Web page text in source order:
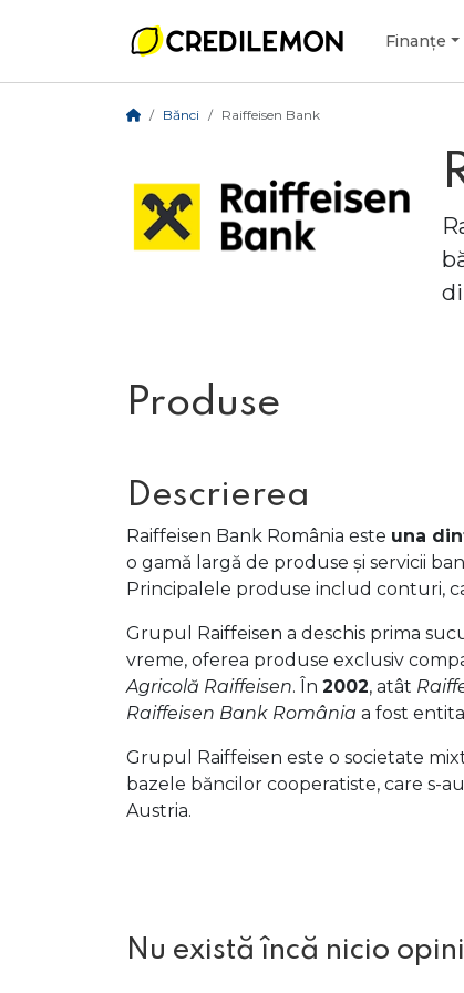
Finanțe
Bănci Raiffeisen Bank
Produse
Descrierea
Raiffeisen Bank România este una
o gamă largă de produse și servicii
Principalele produse includ conturi,
Grupul Raiffeisen a deschis prima
vreme, oferea produse exclusiv
Agricolă Raiffeisen. În 2002, atât
Raiffeisen Bank România a fost
Grupul Raiffeisen este o societate
bazele băncilor cooperatiste, care s-
Austria.
Nu există încă nicio